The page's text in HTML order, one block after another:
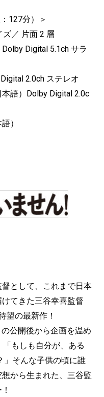
127分）＞
／ 片面 2 層
Digital 5.1ch サラ
2.0ch ステレオ
語）Dolby Digital 2.0c
）
として、これまで日本
てきた三谷幸喜監督
望の最新作！
の公開後から企画を温め
もしも自分が、ある
」そんな子供の頃に誰
から生まれた、三谷監